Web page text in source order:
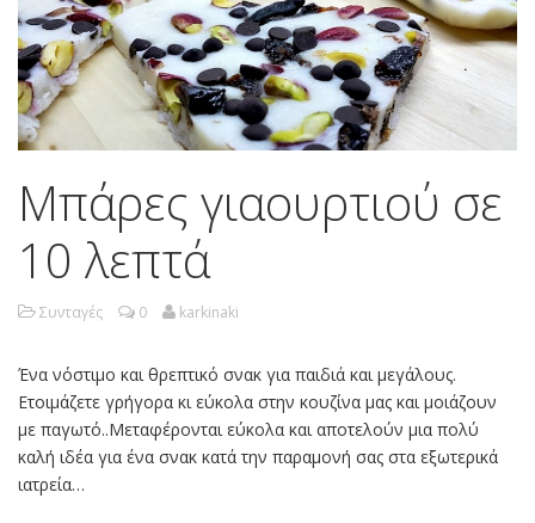
Μπάρες γιαουρτιού σε
10 λεπτά
Συνταγές 0 karkinaki
Ένα νόστιμο και θρεπτικό σνακ για παιδιά και μεγάλους.
Ετοιμάζετε γρήγορα κι εύκολα στην κουζίνα μας και μοιάζουν
με παγωτό..Μεταφέρονται εύκολα και αποτελούν μια πολύ
καλή ιδέα για ένα σνακ κατά την παραμονή σας στα εξωτερικά
ιατρεία…